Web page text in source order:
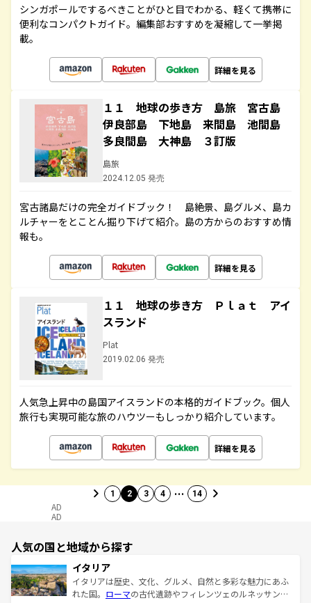
シンガポールでするべきことがひと目でわかる、軽くて携帯に
便利なコンパクトガイド。編集部おすすめを凝縮して一挙掲
載。
詳細を見る
１１ 地球の歩き方 島旅 宮古島
伊良部島 下地島 来間島 池間島
多良間島 大神島 ３訂版
島旅
2024.12.05 発売
宮古諸島だけの完全ガイドブック！ 島絶景、島グルメ、島カ
ルチャーをとことん掘り下げて紹介。島の方からのおすすめ情
報も。
詳細を見る
１１ 地球の歩き方 Ｐｌａｔ アイ
スランド
Plat
2019.02.06 発売
人気急上昇中の島国アイスランドの本格的ガイドブック。個人
旅行も実現可能な旅のハウツーもしっかり紹介しています。
詳細を見る
1 2 3 4 … 14
AD
AD
人気の国と地域から探す
イタリア
イタリアは歴史、文化、グルメ、自然と多彩な魅力にあふ
れた国。 ローマの古代遺跡やフィレンツェのルネッサンス